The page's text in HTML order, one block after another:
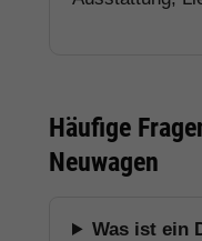
Häufige
Neuwagen
Was ist ein